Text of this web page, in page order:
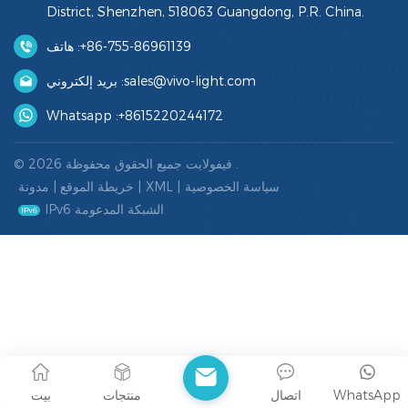
District, Shenzhen, 518063 Guangdong, P.R. China.
هاتف :+86-755-86961139
بريد إلكتروني :sales@vivo-light.com
Whatsapp :+8615220244172
مدونة
خريطة الموقع XML
سياسة الخصوصية
IPv6 الشبكة المدعومة
بيت منتجات WhatsApp اتصال